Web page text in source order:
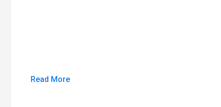
Read More